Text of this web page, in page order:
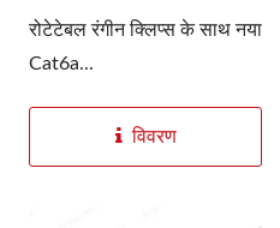
09
रोटेटेबल रंगीन क्लिप्स के साथ नया
Cat6a...
विवरण